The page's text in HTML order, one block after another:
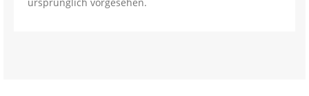
ursprünglich vorgesehen.